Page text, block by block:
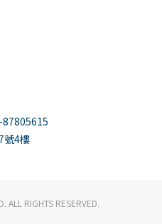
號4樓
RIGHTS RESERVED.